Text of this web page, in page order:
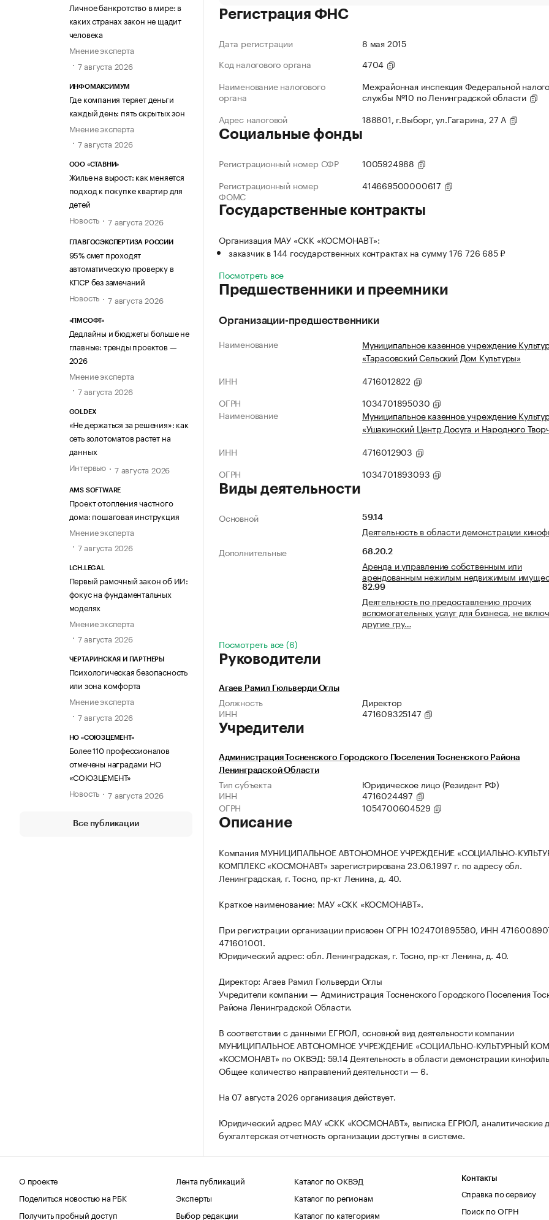
Личное банкротство в мире: в
каких странах закон не щадит
человека
Мнение эксперта
7 августа 2026
ИНФОМАКСИМУМ
Где компания теряет деньги
каждый день: пять скрытых зон
Мнение эксперта
7 августа 2026
ООО «СТАВНИ»
Жилье на вырост: как меняется
подход к покупке квартир для
детей
Новость
7 августа 2026
ГЛАВГОСЭКСПЕРТИЗА РОССИИ
95% смет проходят
автоматическую проверку в
КПСР без замечаний
Новость
7 августа 2026
«ПМСОФТ»
Дедлайны и бюджеты больше не
главные: тренды проектов —
2026
Мнение эксперта
7 августа 2026
GOLDEX
«Не держаться за решения»: как
сеть золотоматов растет на
данных
Интервью
7 августа 2026
AMS SOFTWARE
Проект отопления частного
дома: пошаговая инструкция
Мнение эксперта
7 августа 2026
LCH.LEGAL
Первый рамочный закон об ИИ:
фокус на фундаментальных
моделях
Мнение эксперта
7 августа 2026
ЧЕРТАРИНСКАЯ И ПАРТНЕРЫ
Психологическая безопасность
или зона комфорта
Мнение эксперта
7 августа 2026
НО «СОЮЗЦЕМЕНТ»
Более 110 профессионалов
отмечены наградами НО
«СОЮЗЦЕМЕНТ»
Новость
7 августа 2026
Все публикации
Регистрация ФНС
Дата регистрации
8 мая 2015
Код налогового органа
4704
Наименование налогового
органа
Межрайонная инспекция Федеральной
службы №10 по Ленинградской области
Адрес налоговой
188801, г.Выборг, ул.Гагарина, 27 А
Социальные фонды
Регистрационный номер СФР
1005924988
Регистрационный номер
ФОМС
414669500000617
Государственные контракты
Организация МАУ «СКК «КОСМОНАВТ»:
заказчик в 144 государственных контрактах на сумму 176 726 685 ₽
Посмотреть все
Предшественники и преемники
Организации-предшественники
Наименование
Муниципальное казенное учреждение
«Тарасовский Сельский Дом Культуры»
ИНН
4716012822
ОГРН
1034701895030
Наименование
Муниципальное казенное учреждение
«Ушакинский Центр Досуга и Народного
ИНН
4716012903
ОГРН
1034701893093
Виды деятельности
Основной 59.14
Деятельность в области демонстрации
Дополнительные
68.20.2
Аренда и управление собственным или
арендованным нежилым недвижимым
82.99
Деятельность по предоставлению прочих
вспомогательных услуг для бизнеса, не
другие гру…
Посмотреть все (6)
Руководители
Агаев Рамил Гюльверди Оглы
Должность
Директор
ИНН
471609325147
Учредители
Администрация Тосненского Городского Поселения Тосненского Района
Ленинградской Области
Тип субъекта
Юридическое лицо (Резидент РФ)
ИНН
4716024497
ОГРН
1054700604529
Описание
Компания МУНИЦИПАЛЬНОЕ АВТОНОМНОЕ УЧРЕЖДЕНИЕ «СОЦИАЛЬНО-
КОМПЛЕКС «КОСМОНАВТ» зарегистрирована 23.06.1997 г. по адресу обл.
Ленинградская, г. Тосно, пр-кт Ленина, д. 40.
Краткое наименование: МАУ «СКК «КОСМОНАВТ».
При регистрации организации присвоен ОГРН 1024701895580, ИНН
471601001.
Юридический адрес: обл. Ленинградская, г. Тосно, пр-кт Ленина, д. 40.
Директор: Агаев Рамил Гюльверди Оглы
Учредители компании — Администрация Тосненского Городского Поселения
Района Ленинградской Области.
В соответствии с данными ЕГРЮЛ, основной вид деятельности компании
МУНИЦИПАЛЬНОЕ АВТОНОМНОЕ УЧРЕЖДЕНИЕ «СОЦИАЛЬНО-КУЛЬТУРНЫЙ
«КОСМОНАВТ» по ОКВЭД: 59.14 Деятельность в области демонстрации
Общее количество направлений деятельности — 6.
На 07 августа 2026 организация действует.
Юридический адрес МАУ «СКК «КОСМОНАВТ», выписка ЕГРЮЛ, аналитические
бухгалтерская отчетность организации доступны в системе.
О проекте
Поделиться новостью на РБК
Получить пробный доступ
Лента публикаций
Эксперты
Выбор редакции
Каталог по ОКВЭД
Каталог по регионам
Каталог по категориям
Контакты
Справка по сервису
Поиск по ОГРН